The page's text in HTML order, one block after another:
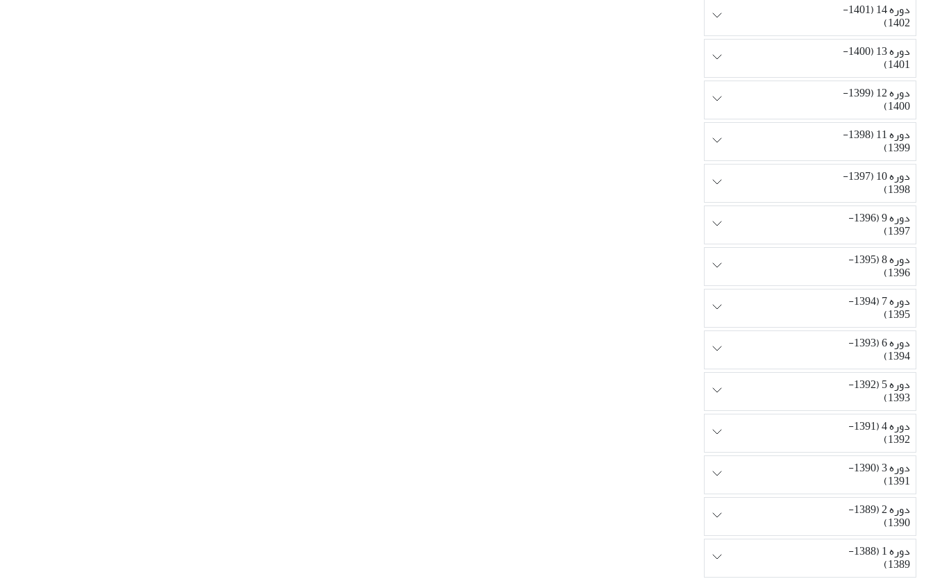
دوره 14 (1401-
1402)
دوره 13 (1400-
1401)
دوره 12 (1399-
1400)
دوره 11 (1398-
1399)
دوره 10 (1397-
1398)
دوره 9 (1396-
1397)
دوره 8 (1395-
1396)
دوره 7 (1394-
1395)
دوره 6 (1393-
1394)
دوره 5 (1392-
1393)
دوره 4 (1391-
1392)
دوره 3 (1390-
1391)
دوره 2 (1389-
1390)
دوره 1 (1388-
1389)